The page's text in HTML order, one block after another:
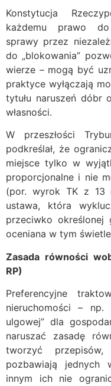
Konstytucja
każdemu prawo do
sprawy przez
do „blokowania”
wierze – mogą być
praktyce wyłączają
tytułu naruszeń dóbr
własności.
W przeszłości
podkreślał, że
miejsce tylko w
proporcjonalne i nie
(por. wyrok TK z 13
ustawa, która
przeciwko
oceniana w tym
Zasada równości
RP)
Preferencyjne
nieruchomości – np.
ulgowej” dla
naruszać zasadę
tworzyć
pozbawiają jednych
innym ich nie